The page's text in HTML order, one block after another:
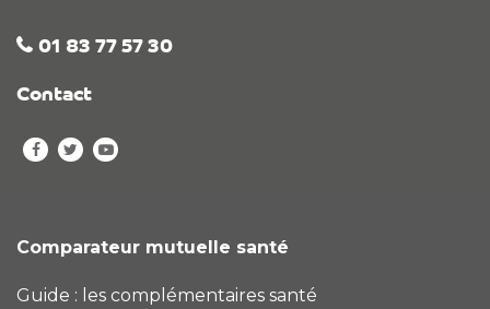
01 83 77 57 30
Contact
Comparateur mutuelle santé
Guide : les complémentaires santé